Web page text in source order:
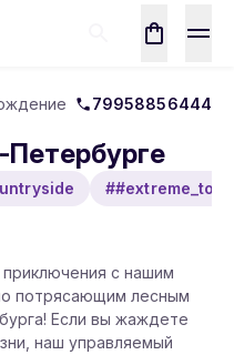
79958856444
с нашим
потрясающим лесным
Если вы жаждете
наш управляемый